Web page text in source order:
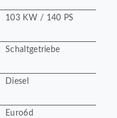
103 KW / 140 PS
Schaltgetriebe
Diesel
Euro6d